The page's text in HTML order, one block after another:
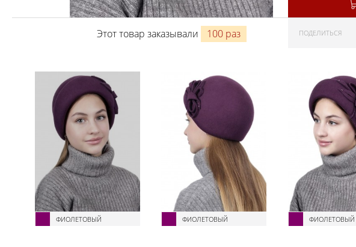
ПОДЕЛИТЬСЯ
Этот товар заказывали 100 раз
ФИОЛЕТОВЫЙ ФИОЛЕТОВЫЙ ФИОЛЕТОВЫЙ